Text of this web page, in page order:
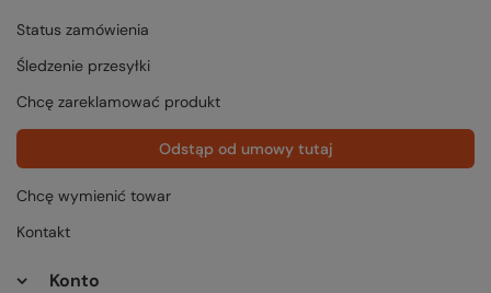
Status zamówienia
Śledzenie przesyłki
Chcę zareklamować produkt
Odstąp od umowy tutaj
Chcę wymienić towar
Kontakt
Konto